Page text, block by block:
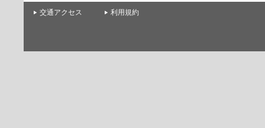
交通アクセス 利用規約